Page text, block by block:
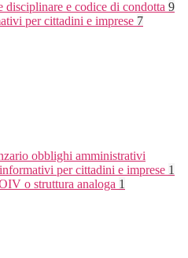
disciplinare e codice di condotta 9
per cittadini e imprese 7
obblighi amministrativi
per cittadini e imprese 1
o struttura analoga 1